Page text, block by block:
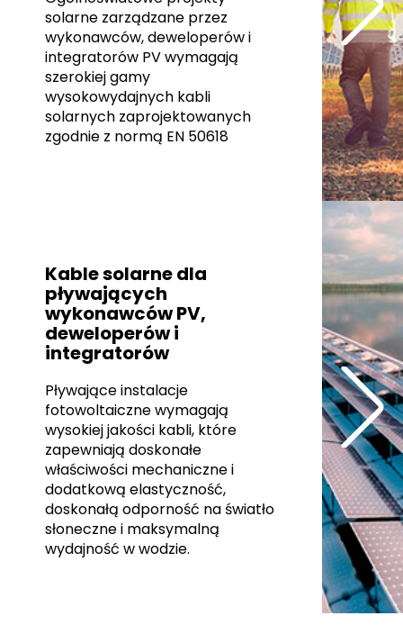
solarne zarządzane przez
wykonawców, deweloperów i
integratorów PV wymagają
szerokiej gamy
wysokowydajnych kabli
solarnych zaprojektowanych
zgodnie z normą EN 50618
Kable solarne dla
pływających
wykonawców PV,
deweloperów i
integratorów
Pływające instalacje
fotowoltaiczne wymagają
wysokiej jakości kabli, które
zapewniają doskonałe
właściwości mechaniczne i
dodatkową elastyczność,
doskonałą odporność na światło
słoneczne i maksymalną
wydajność w wodzie.